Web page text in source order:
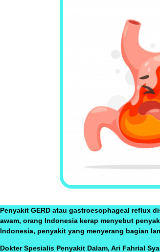
Penyakit GERD atau gastroesophageal reflux
awam, orang Indonesia kerap menyebut
Indonesia, penyakit yang menyerang bagian
Dokter Spesialis Penyakit Dalam, Ari Fahrial